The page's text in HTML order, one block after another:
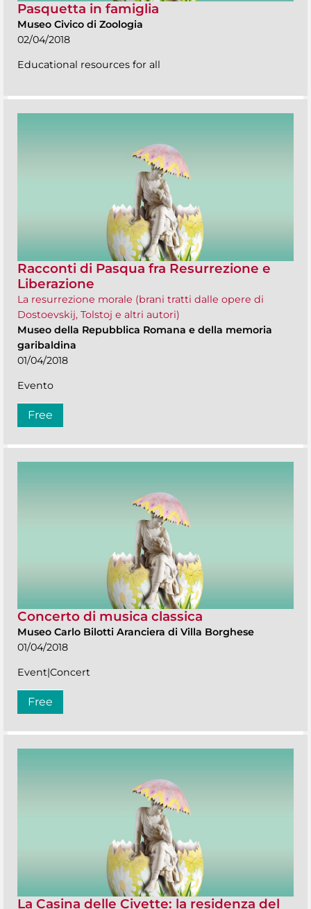
Pasquetta in famiglia
Museo Civico di Zoologia
02/04/2018
Educational resources for all
Racconti di Pasqua fra Resurrezione e
Liberazione
La resurrezione morale (brani tratti dalle opere di
Dostoevskij, Tolstoj e altri autori)
Museo della Repubblica Romana e della memoria
garibaldina
01/04/2018
Evento
Free
Concerto di musica classica
Museo Carlo Bilotti Aranciera di Villa Borghese
01/04/2018
Event|Concert
Free
La Casina delle Civette: la residenza del